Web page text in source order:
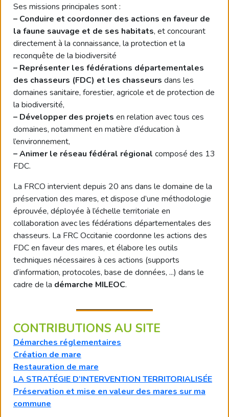
Ses missions principales sont :
– Conduire et coordonner des actions en faveur de
la faune sauvage et de ses habitats, et concourant
directement à la connaissance, la protection et la
reconquête de la biodiversité
– Représenter les fédérations départementales
des chasseurs (FDC) et les chasseurs dans les
domaines sanitaire, forestier, agricole et de protection de
la biodiversité,
– Développer des projets en relation avec tous ces
domaines, notamment en matière d’éducation à
l’environnement,
–Animer le réseau fédéral régional composé des 13
FDC.
La FRCO intervient depuis 20 ans dans le domaine de la
préservation des mares, et dispose d’une méthodologie
éprouvée, déployée à l’échelle territoriale en
collaboration avec les fédérations départementales des
chasseurs. La FRC Occitanie coordonne les actions des
FDC en faveur des mares, et élabore les outils
techniques nécessaires à ces actions (supports
d’information, protocoles, base de données, ...) dans le
cadre de la démarche MILEOC.
CONTRIBUTIONS AU SITE
Démarches réglementaires
Création de mare
Restauration de mare
LA STRATÉGIE D’INTERVENTION TERRITORIALISÉE
Préservation et mise en valeur des mares sur ma
commune